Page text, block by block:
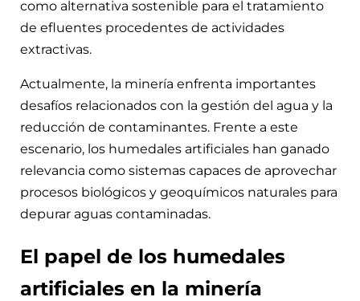
como alternativa sostenible para el tratamiento
de efluentes procedentes de actividades
extractivas.
Actualmente, la minería enfrenta importantes
desafíos relacionados con la gestión del agua y la
reducción de contaminantes. Frente a este
escenario, los humedales artificiales han ganado
relevancia como sistemas capaces de aprovechar
procesos biológicos y geoquímicos naturales para
depurar aguas contaminadas.
El papel de los humedales
artificiales en la minería